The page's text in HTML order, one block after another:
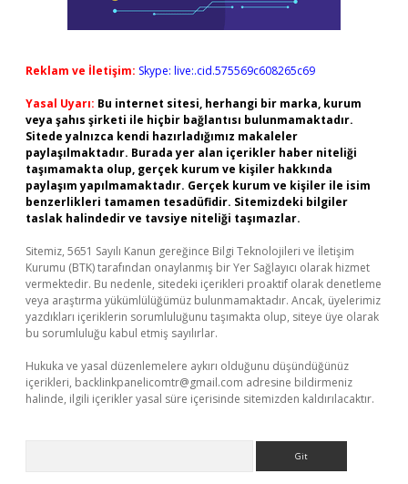
Reklam ve İletişim: Skype: live:.cid.575569c608265c69
Yasal Uyarı: Bu internet sitesi, herhangi bir marka, kurum
veya şahıs şirketi ile hiçbir bağlantısı bulunmamaktadır.
Sitede yalnızca kendi hazırladığımız makaleler
paylaşılmaktadır. Burada yer alan içerikler haber niteliği
taşımamakta olup, gerçek kurum ve kişiler hakkında
paylaşım yapılmamaktadır. Gerçek kurum ve kişiler ile isim
benzerlikleri tamamen tesadüfidir. Sitemizdeki bilgiler
taslak halindedir ve tavsiye niteliği taşımazlar.
Sitemiz, 5651 Sayılı Kanun gereğince Bilgi Teknolojileri ve İletişim
Kurumu (BTK) tarafından onaylanmış bir Yer Sağlayıcı olarak hizmet
vermektedir. Bu nedenle, sitedeki içerikleri proaktif olarak denetleme
veya araştırma yükümlülüğümüz bulunmamaktadır. Ancak, üyelerimiz
yazdıkları içeriklerin sorumluluğunu taşımakta olup, siteye üye olarak
bu sorumluluğu kabul etmiş sayılırlar.
Hukuka ve yasal düzenlemelere aykırı olduğunu düşündüğünüz
içerikleri, backlinkpanelicomtr@gmail.com adresine bildirmeniz
halinde, ilgili içerikler yasal süre içerisinde sitemizden kaldırılacaktır.